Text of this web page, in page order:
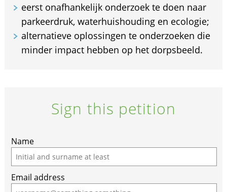
eerst onafhankelijk onderzoek te doen naar
parkeerdruk, waterhuishouding en ecologie;
alternatieve oplossingen te onderzoeken die
minder impact hebben op het dorpsbeeld.
Sign this petition
Name
Email address